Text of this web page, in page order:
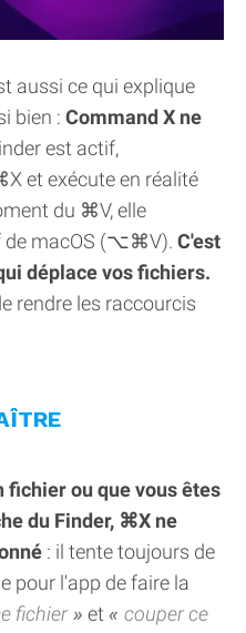
aussi ce qui explique
bien : Command X ne
est actif,
et exécute en réalité
du ⌘V, elle
de macOS (⌥⌘V). C'est
déplace vos fichiers.
rendre les raccourcis
fichier ou que vous êtes
du Finder, ⌘X ne
: il tente toujours de
pour l'app de faire la
fichier et
couper ce